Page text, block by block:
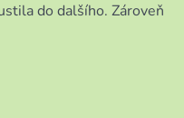
do dalšího. Zároveň